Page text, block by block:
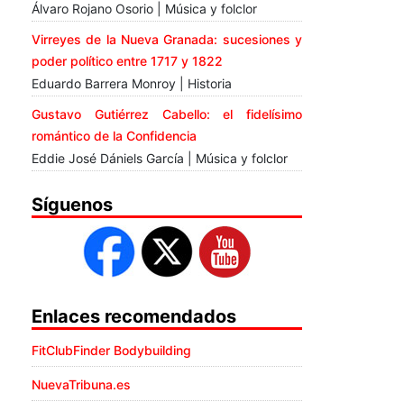
Álvaro Rojano Osorio | Música y folclor
Virreyes de la Nueva Granada: sucesiones y
poder político entre 1717 y 1822
Eduardo Barrera Monroy | Historia
Gustavo Gutiérrez Cabello: el fidelísimo
romántico de la Confidencia
Eddie José Dániels García | Música y folclor
Síguenos
Enlaces recomendados
FitClubFinder Bodybuilding
NuevaTribuna.es